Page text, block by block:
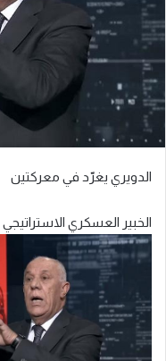
الدويري يغرّد في معركتين
الخبير العسكري الاستراتيجي